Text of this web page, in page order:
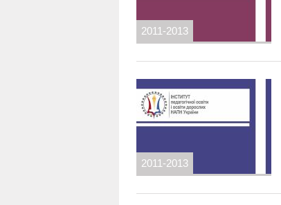
2011-2013
2011-2013